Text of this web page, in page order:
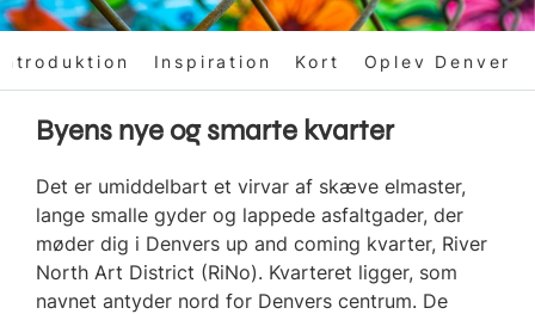
Inspiration Kort Oplev Denver
Byens nye og smarte kvarter
Det er umiddelbart et virvar af skæve elmaster,
lange smalle gyder og lappede asfaltgader, der
møder dig i Denvers up and coming kvarter, River
North Art District (RiNo). Kvarteret ligger, som
navnet antyder nord for Denvers centrum. De